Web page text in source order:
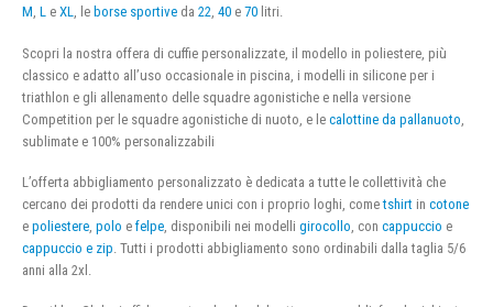
M, L e XL, le borse sportive da 22, 40 e 70 litri.
Scopri la nostra offera di cuffie personalizzate, il modello in poliestere, più
classico e adatto all’uso occasionale in piscina, i modelli in silicone per i
triathlon e gli allenamento delle squadre agonistiche e nella versione
Competition per le squadre agonistiche di nuoto, e le calottine da pallanuoto
sublimate e 100% personalizzabili
L’offerta abbigliamento personalizzato è dedicata a tutte le collettività che
cercano dei prodotti da rendere unici con i proprio loghi, cometshirt in cotone
e poliestere polo e felpe , disponibili nei modelli girocollo , con cappuccio e
cappuccio e zip . Tutti i prodotti abbigliamento sono ordinabili dalla taglia 5/6
anni alla 2xl.